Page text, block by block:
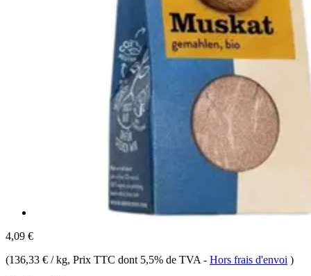
4,09 €
(136,33 € / kg, Prix TTC dont 5,5% de TVA - Hors frais d'envoi )